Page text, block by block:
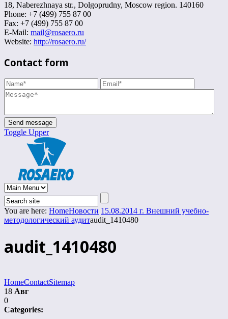
18, Naberezhnaya str., Dolgoprudny, Moscow region. 140160
Phone: +7 (499) 755 87 00
Fax: +7 (499) 755 87 00
E-Mail: mail@rosaero.ru
Website: http://rosaero.ru/
Contact form
Toggle Upper
You are here: HomeНовости 15.08.2014 г. Внешний учебно-
методологический аудитaudit_1410480
audit_1410480
HomeContactSitemap
18 Авг
0
Categories: